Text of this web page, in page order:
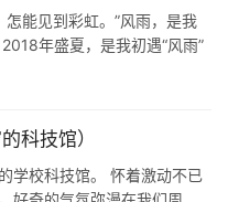
怎能见到彩虹。”风雨，是我
年盛夏，是我初遇“风雨”
科技馆）
学校科技馆。 怀着激动不已